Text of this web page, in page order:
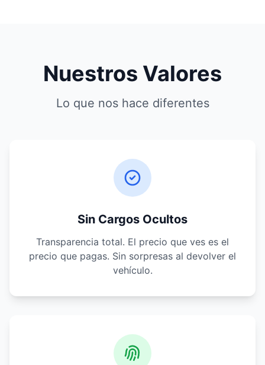
Nuestros Valores
Lo que nos hace diferentes
Sin Cargos Ocultos
Transparencia total. El precio que ves es el
precio que pagas. Sin sorpresas al devolver el
vehículo.